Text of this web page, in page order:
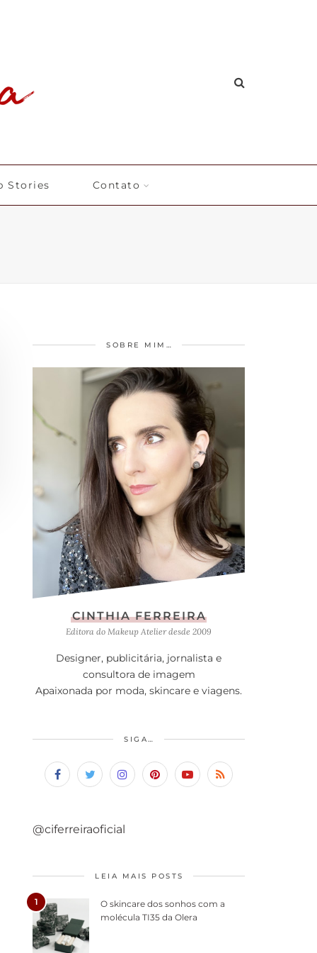
Stories Contato
SOBRE MIM…
CINTHIA FERREIRA
Editora do Makeup Atelier desde 2009
Designer, publicitária, jornalista e
consultora de imagem
Apaixonada por moda, skincare e viagens.
SIGA…
@ciferreiraoficial
LEIA MAIS POSTS
1
O skincare dos sonhos com a
molécula TI35 da Olera